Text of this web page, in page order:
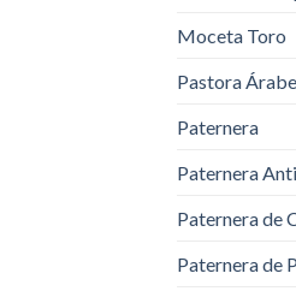
Moceta Toro
Pastora Árabe
Paternera
Paternera
Paternera de
Paternera de